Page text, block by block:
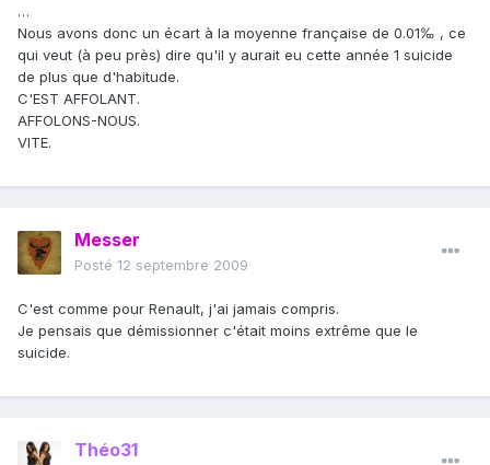
…
Nous avons donc un écart à la moyenne française de 0.01‰ , ce
qui veut (à peu près) dire qu'il y aurait eu cette année 1 suicide
de plus que d'habitude.
C'EST AFFOLANT.
AFFOLONS-NOUS.
VITE.
Messer
Posté 12 septembre 2009
C'est comme pour Renault, j'ai jamais compris.
Je pensais que démissionner c'était moins extrême que le
suicide.
Théo31